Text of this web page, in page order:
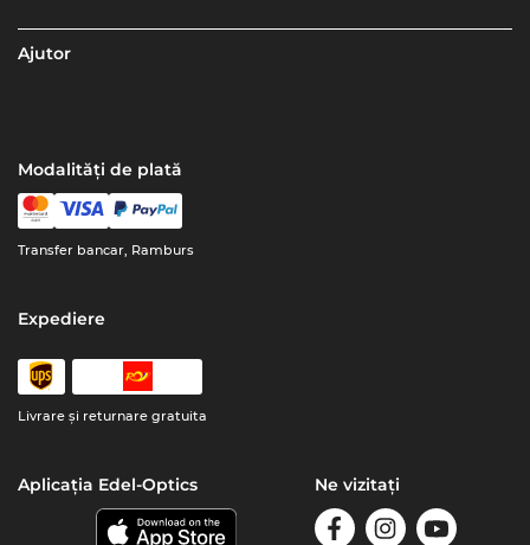
Ajutor
Modalități de plată
Transfer bancar, Ramburs
Expediere
Livrare şi returnare gratuita
Aplicația Edel-Optics Ne vizitați